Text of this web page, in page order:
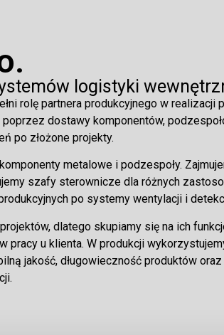
logistyki
rolę partnera produkcyjnego w realizacji
dostawy komponentów,
po złożone projekty.
metalowe i podzespoły.
szafy sterownicze dla różnych
po systemy wentylacji i
dlatego skupiamy się na ich
pracy u klienta. W produkcji
jakość, długowieczność produktów oraz